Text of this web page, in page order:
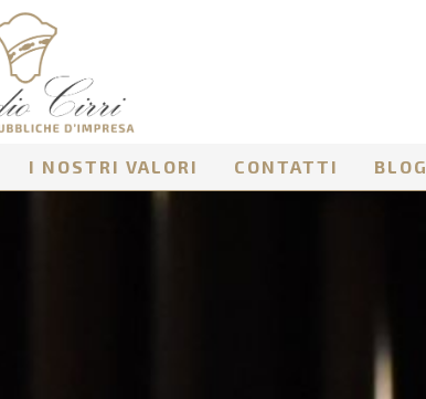
I NOSTRI VALORI CONTATTI BLOG